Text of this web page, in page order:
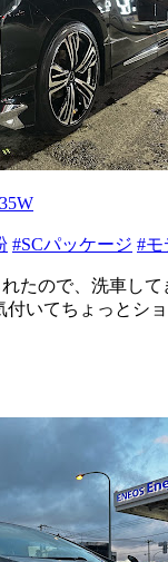
#SCパッケージ #モ
たので、洗車して
付いてちょっとシ